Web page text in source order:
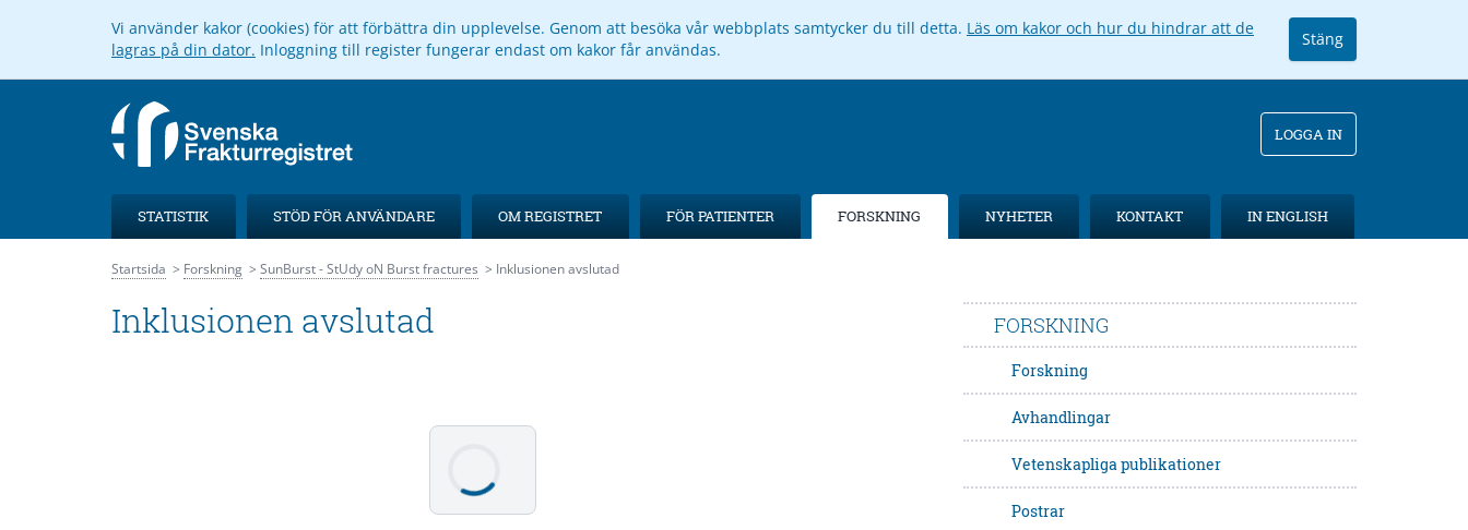
Vi använder kakor (cookies) för att förbättra din upplevelse. Genom att besöka vår webbplats samtycker du till detta. Läs om kakor och hur du hindrar att de
lagras på din dator. Inloggning till register fungerar endast om kakor får användas.
Stäng
LOGGA IN
STATISTIK STÖD FÖR ANVÄNDARE OM REGISTRET FÖR PATIENTER FORSKNING NYHETER KONTAKT IN ENGLISH
Startsida Forskning SunBurst - StUdy oN Burst fractures Inklusionen avslutad
Inklusionen avslutad FORSKNING
Forskning
Avhandlingar
Vetenskapliga publikationer
Postrar